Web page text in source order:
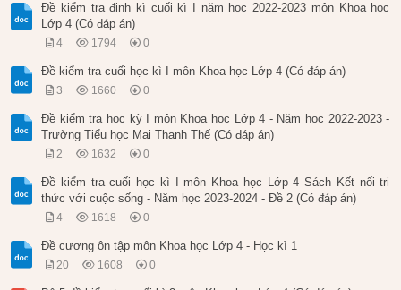
Đề kiểm tra định kì cuối kì I năm học 2022-2023 môn Khoa học
Lớp 4 (Có đáp án)
4 1794 0
Đề kiểm tra cuối học kì I môn Khoa học Lớp 4 (Có đáp án)
3 1660 0
Đề kiểm tra học kỳ I môn Khoa học Lớp 4 - Năm học 2022-2023 -
Trường Tiểu học Mai Thanh Thế (Có đáp án)
2 1632 0
Đề kiểm tra cuối học kì I môn Khoa học Lớp 4 Sách Kết nối tri
thức với cuộc sống - Năm học 2023-2024 - Đề 2 (Có đáp án)
4 1618 0
Đề cương ôn tập môn Khoa học Lớp 4 - Học kì 1
20 1608 0